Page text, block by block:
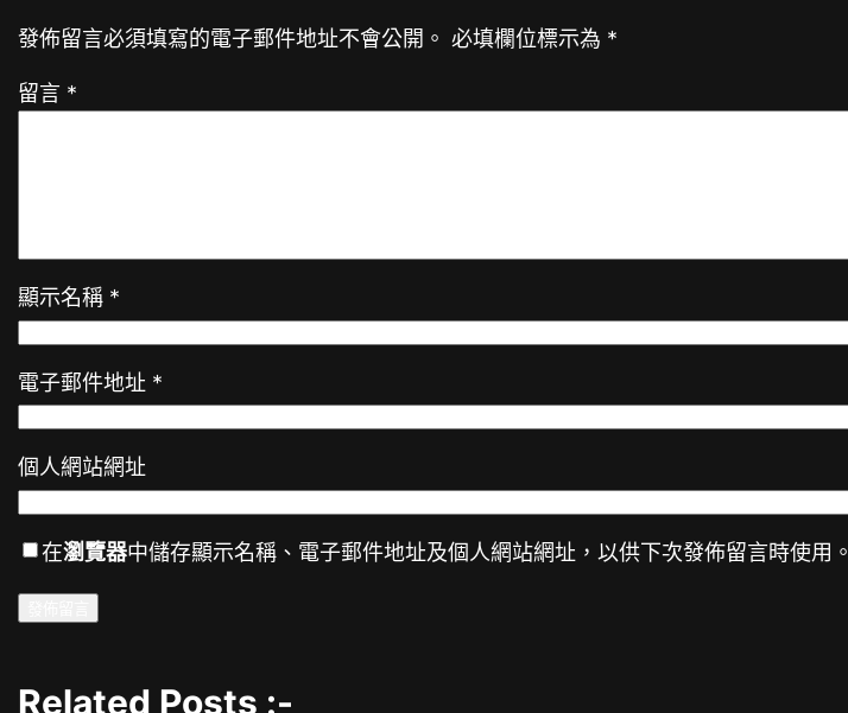
發佈留言必須填寫的電子郵件地址不會公開。 必填欄位標示為 *
留言 *
顯示名稱 *
電子郵件地址 *
個人網站網址
在瀏覽器中儲存顯示名稱、電子郵件地址及個人網站網址，以供下次發佈留言時使用。
Related Posts :-